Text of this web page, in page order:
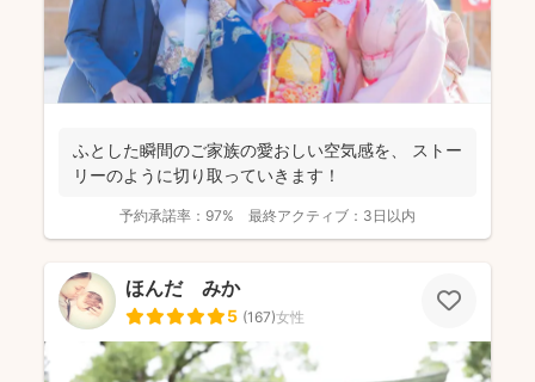
ふとした瞬間のご家族の愛おしい空気感を、 ストー
リーのように切り取っていきます！
予約承諾率： 97% 最終アクティブ： 3日以内
ほんだ みか
5 (167)女性